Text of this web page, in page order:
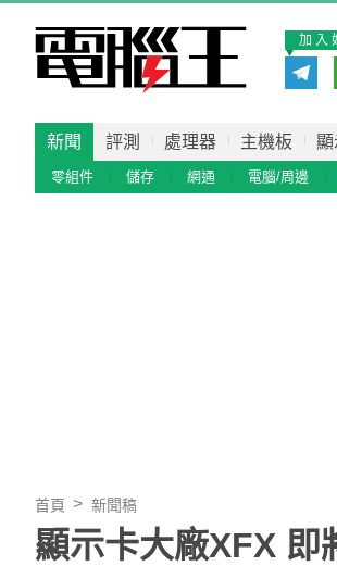
加入
新聞 評測 處理器 主機板
零組件 儲存 網通 電腦/周邊
首頁 新聞稿
顯示卡大廠XFX 即